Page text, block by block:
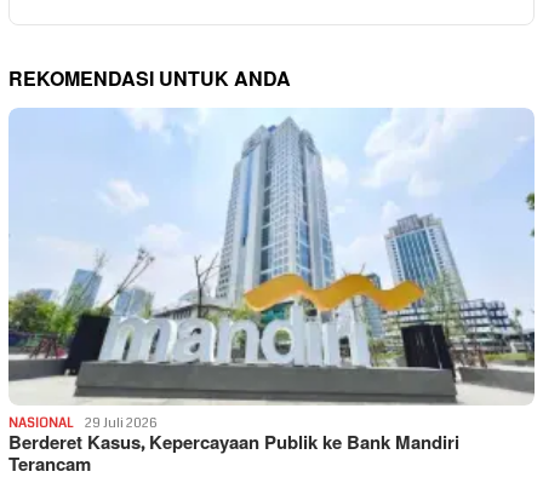
REKOMENDASI UNTUK ANDA
NASIONAL 29 Juli 2026
Berderet Kasus, Kepercayaan Publik ke Bank Mandiri
Terancam